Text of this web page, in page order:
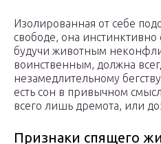
Изолированная от себе
свободе, она инстинктивно
будучи животным
воинственным, должна
незамедлительному
есть сон в привычном
всего лишь дремота, или
Признаки спящего